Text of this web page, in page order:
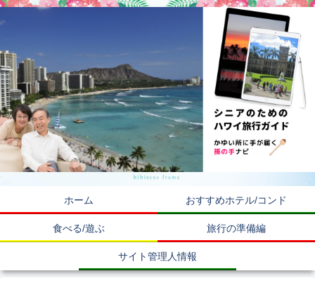
ホーム おすすめホテル/コンド
食べる/遊ぶ 旅行の準備編
サイト管理人情報